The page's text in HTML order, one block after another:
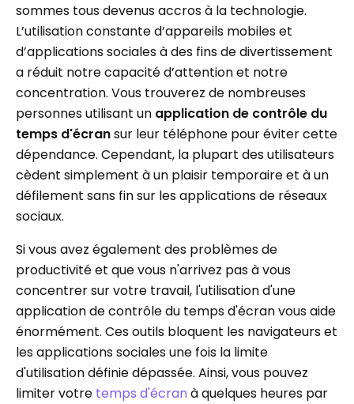
sommes tous devenus accros à la technologie.
L’utilisation constante d’appareils mobiles et
d’applications sociales à des fins de divertissement
a réduit notre capacité d’attention et notre
concentration. Vous trouverez de nombreuses
personnes utilisant un application de contrôle du
temps d'écransur leur téléphone pour éviter cette
dépendance. Cependant, la plupart des utilisateurs
cèdent simplement à un plaisir temporaire et à un
défilement sans fin sur les applications de réseaux
sociaux.
Si vous avez également des problèmes de
productivité et que vous n'arrivez pas à vous
concentrer sur votre travail, l'utilisation d'une
application de contrôle du temps d'écran vous aide
énormément. Ces outils bloquent les navigateurs et
les applications sociales une fois la limite
d'utilisation définie dépassée. Ainsi, vous pouvez
limiter votre temps d'écran à quelques heures par